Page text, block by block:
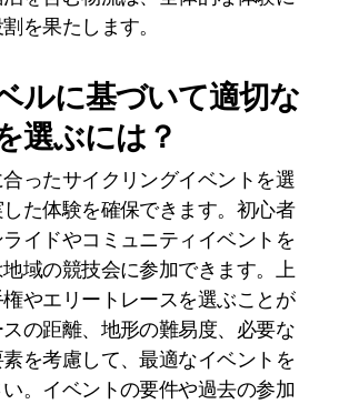
を果たします。
ルに基づいて適切な
選ぶには？
ったサイクリングイベントを選
た体験を確保できます。初心者
イドやコミュニティイベントを
域の競技会に参加できます。上
やエリートレースを選ぶことが
の距離、地形の難易度、必要な
を考慮して、最適なイベントを
。イベントの要件や過去の参加